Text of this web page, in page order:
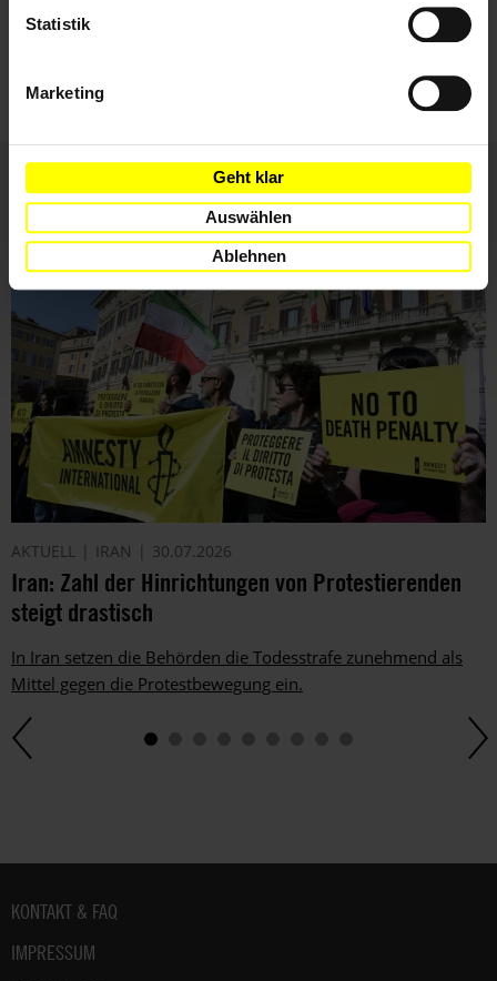
Statistik
Marketing
Geht klar
Auswählen
Ablehnen
Ich habe die
Nutzungsbedingungen
gelesen und stimme
Weitere Artikel
AKTUELL IRAN 30.07.2026
Iran: Zahl der Hinrichtungen von Protestierenden
steigt drastisch
In Iran setzen die Behörden die Todesstrafe zunehmend als
Mittel gegen die Protestbewegung ein.
Fußbereich
KONTAKT & FAQ
IMPRESSUM